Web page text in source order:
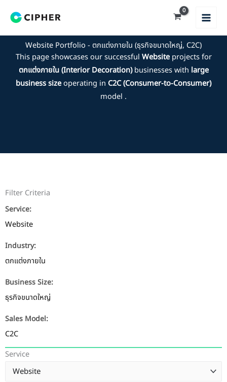
Website Portfolio - ตกแต่งภายใน (ธุรกิจขนาดใหญ่, C2C)
This page showcases our successful Websiteprojects for
ตกแต่งภายใน (Interior Decoration)businesses with large
business sizeoperating in C2C (Consumer-to-Consumer)
model .
Filter Criteria
Service:
Website
Industry:
ตกแต่งภายใน
Business Size:
ธุรกิจขนาดใหญ่
Sales Model:
C2C
Service